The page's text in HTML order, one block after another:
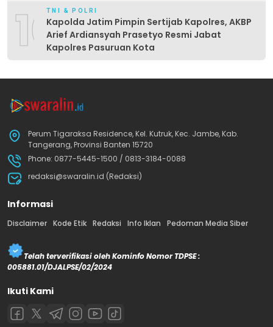
10TNI & POLRI
Kapolda Jatim Pimpin Sertijab Kapolres, AKBP
Arief Ardiansyah Prasetyo Resmi Jabat
Kapolres Pasuruan Kota
Perum Tigaraksa Residence, Kel. Kutruk, Kec. Jambe, Kab.
Tangerang, Provinsi Banten 15720
Phone: 0877-5445-1500 / 0813-3184-0088
redaksi@swaralin.id (Redaksi)
Informasi
Disclaimer Kode Etik Redaksi Info Iklan Pedoman Media Siber
Telah terverifikasi oleh Kominfo Nomor TDPSE :
005881.01/DJALPSE/02/2024
Ikuti Kami